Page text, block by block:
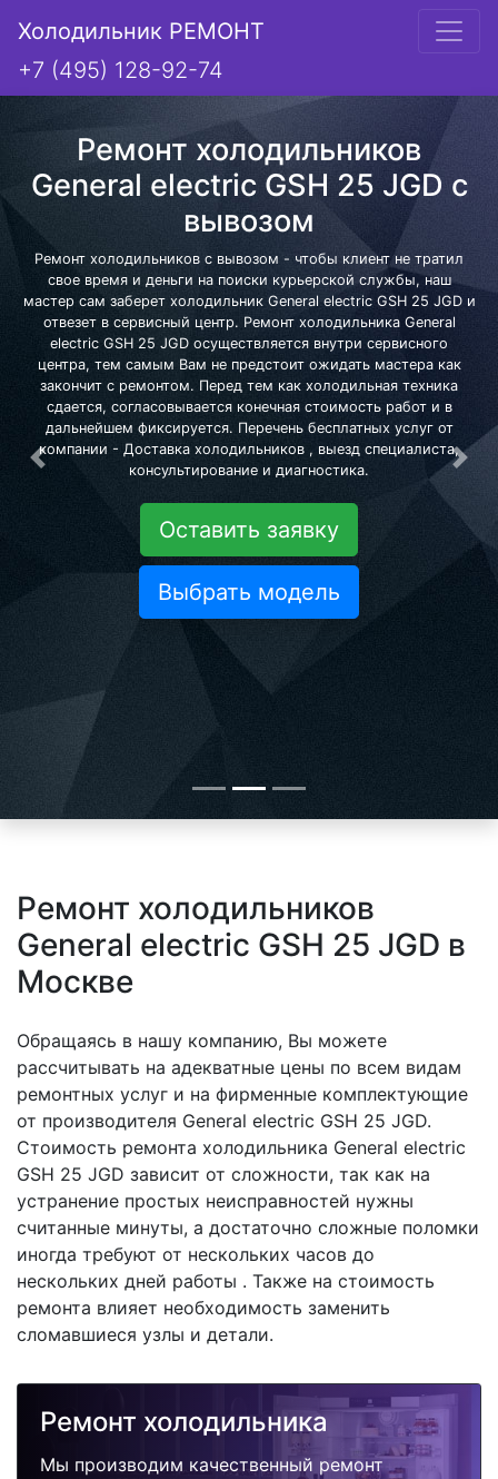
Холодильник РЕМОНТ
+7 (495) 128-92-74
Ремонт холодильников
General electric GSH 25 JGD с
вывозом
Ремонт холодильников с вывозом - чтобы клиент не тратил
свое время и деньги на поиски курьерской службы, наш
мастер сам заберет холодильник General electric GSH 25 JGD и
отвезет в сервисный центр. Ремонт холодильника General
electric GSH 25 JGD осуществляется внутри сервисного
центра, тем самым Вам не предстоит ожидать мастера как
закончит с ремонтом. Перед тем как холодильная техника
сдается, согласовывается конечная стоимость работ и в
дальнейшем фиксируется. Перечень бесплатных услуг от
компании - Доставка холодильников , выезд специалиста,
консультирование и диагностика.
Оставить заявку
Выбрать модель
Предыдущая
Ремонт холодильников
General electric GSH 25 JGD в
Москве
Обращаясь в нашу компанию, Вы можете
рассчитывать на адекватные цены по всем видам
ремонтных услуг и на фирменные комплектующие
от производителя General electric GSH 25 JGD.
Стоимость ремонта холодильника General electric
GSH 25 JGD зависит от сложности, так как на
устранение простых неисправностей нужны
считанные минуты, а достаточно сложные поломки
иногда требуют от нескольких часов до
нескольких дней работы . Также на стоимость
ремонта влияет необходимость заменить
сломавшиеся узлы и детали.
Ремонт холодильника
Мы производим качественный ремонт